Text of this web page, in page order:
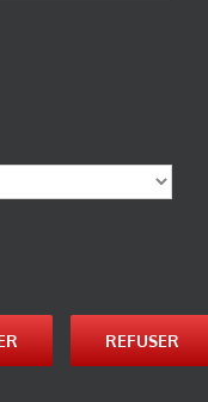
https://tao-yin.fr/georges-charles/
sous licence Creative Commons
(photos de ces pages non
REFUSER